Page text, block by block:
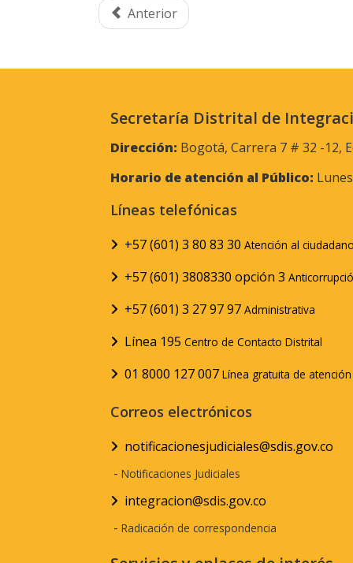
Anterior
Secretaría Distrital de
Dirección: Bogotá, Carrera 7 # 32 -12,
Horario de atención al Público:
Líneas telefónicas
+57 (601) 3 80 83 30 Atención al
+57 (601) 3808330 opción 3
+57 (601) 3 27 97 97 Administrativa
Línea 195 Centro de Contacto Distrital
01 8000 127 007 Línea gratuita de
Correos electrónicos
notificacionesjudiciales@sdis.gov.co
- Notificaciones Judiciales
integracion@sdis.gov.co
- Radicación de correspondencia